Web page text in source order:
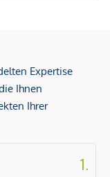
Expertise
Ihnen
Ihrer
1.